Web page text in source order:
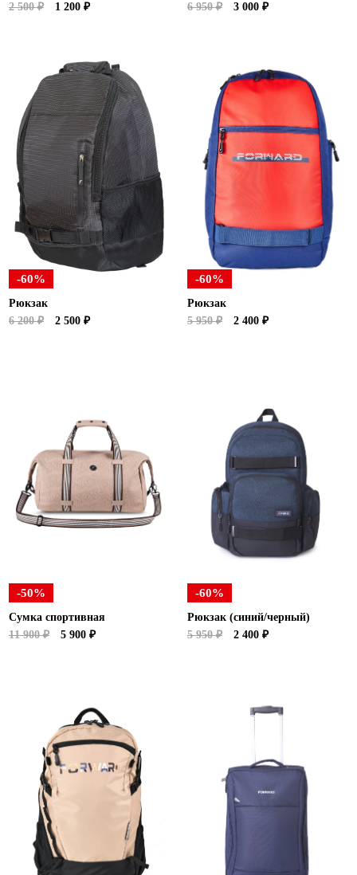
2 500 ₽
1 200 ₽
6 950 ₽
3 000 ₽
-60%
Рюкзак
6 200 ₽
2 500 ₽
-60%
Рюкзак
5 950 ₽
2 400 ₽
-50%
Сумка спортивная
11 900 ₽
5 900 ₽
-60%
Рюкзак (синий/черный)
5 950 ₽
2 400 ₽